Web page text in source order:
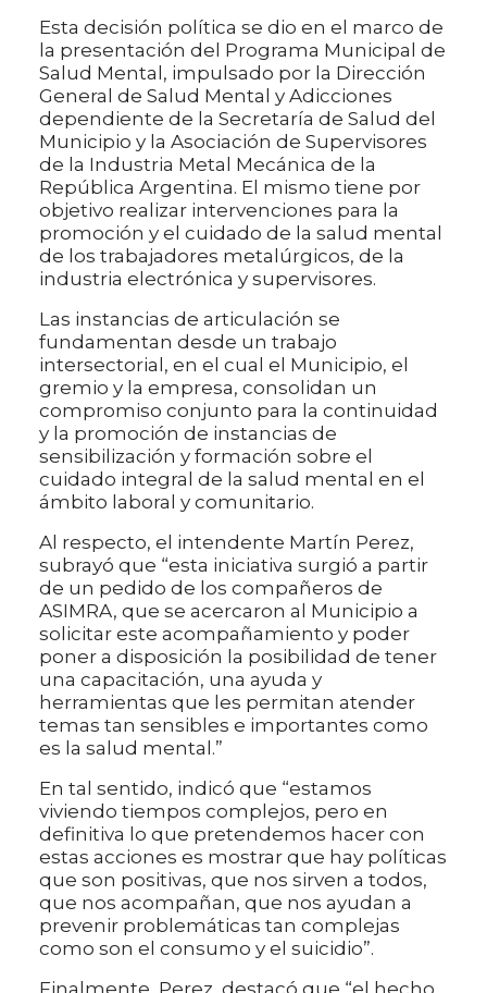
Esta decisión política se dio en el marco de
la presentación del Programa Municipal de
Salud Mental, impulsado por la Dirección
General de Salud Mental y Adicciones
dependiente de la Secretaría de Salud del
Municipio y la Asociación de Supervisores
de la Industria Metal Mecánica de la
República Argentina. El mismo tiene por
objetivo realizar intervenciones para la
promoción y el cuidado de la salud mental
de los trabajadores metalúrgicos, de la
industria electrónica y supervisores.
Las instancias de articulación se
fundamentan desde un trabajo
intersectorial, en el cual el Municipio, el
gremio y la empresa, consolidan un
compromiso conjunto para la continuidad
y la promoción de instancias de
sensibilización y formación sobre el
cuidado integral de la salud mental en el
ámbito laboral y comunitario.
Al respecto, el intendente Martín Perez,
subrayó que “esta iniciativa surgió a partir
de un pedido de los compañeros de
ASIMRA, que se acercaron al Municipio a
solicitar este acompañamiento y poder
poner a disposición la posibilidad de tener
una capacitación, una ayuda y
herramientas que les permitan atender
temas tan sensibles e importantes como
es la salud mental.”
En tal sentido, indicó que “estamos
viviendo tiempos complejos, pero en
definitiva lo que pretendemos hacer con
estas acciones es mostrar que hay políticas
que son positivas, que nos sirven a todos,
que nos acompañan, que nos ayudan a
prevenir problemáticas tan complejas
como son el consumo y el suicidio”.